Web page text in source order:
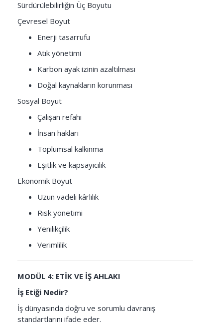
Sürdürülebilirliğin Üç Boyutu
Çevresel Boyut
Enerji tasarrufu
Atık yönetimi
Karbon ayak izinin azaltılması
Doğal kaynakların korunması
Sosyal Boyut
Çalışan refahı
İnsan hakları
Toplumsal kalkınma
Eşitlik ve kapsayıcılık
Ekonomik Boyut
Uzun vadeli kârlılık
Risk yönetimi
Yenilikçilik
Verimlilik
MODÜL 4: ETİK VE İŞ AHLAKI
İş Etiği Nedir?
İş dünyasında doğru ve sorumlu davranış
standartlarını ifade eder.